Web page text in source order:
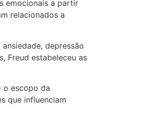
emocionais a partir
relacionados a
depressão
Freud estabeleceu as
o escopo da
que influenciam